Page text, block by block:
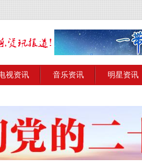
视资讯 音乐资讯 明星资讯